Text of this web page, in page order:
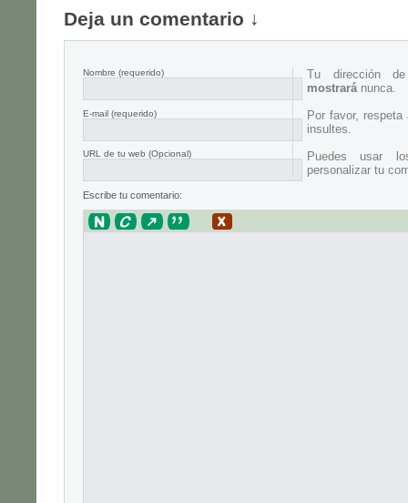
Deja un comentario ↓
Nombre (requerido)
E-mail (requerido)
URL de tu web (Opcional)
Tu dirección
mostraránunca.
Por favor,
insultes.
Puedes usar
personalizar tu
Escribe tu comentario: